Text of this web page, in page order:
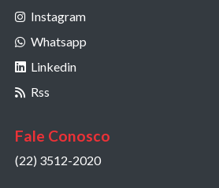
Instagram
Whatsapp
Linkedin
Rss
Fale Conosco
(22) 3512-2020